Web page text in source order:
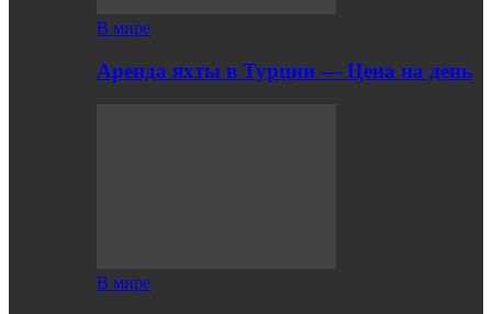
В мире
Аренда яхты в Турции — Цена на день
В мире